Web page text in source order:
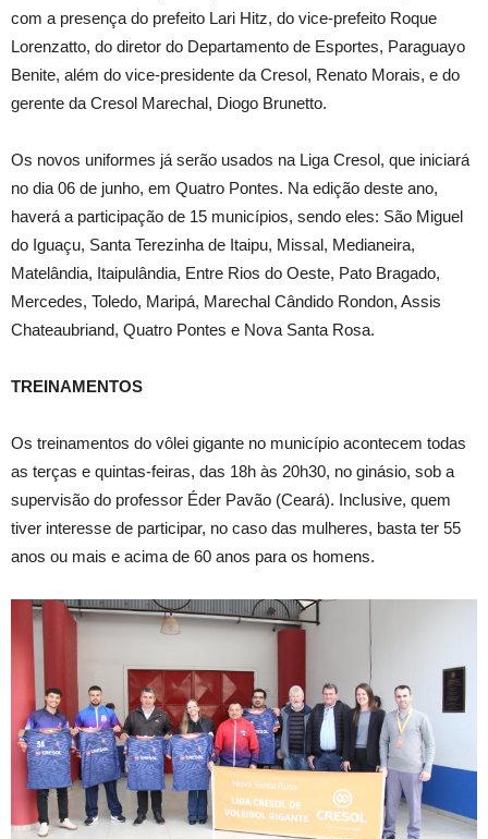
com a presença do prefeito Lari Hitz, do vice-prefeito Roque
Lorenzatto, do diretor do Departamento de Esportes, Paraguayo
Benite, além do vice-presidente da Cresol, Renato Morais, e do
gerente da Cresol Marechal, Diogo Brunetto.
Os novos uniformes já serão usados na Liga Cresol, que iniciará
no dia 06 de junho, em Quatro Pontes. Na edição deste ano,
haverá a participação de 15 municípios, sendo eles: São Miguel
do Iguaçu, Santa Terezinha de Itaipu, Missal, Medianeira,
Matelândia, Itaipulândia, Entre Rios do Oeste, Pato Bragado,
Mercedes, Toledo, Maripá, Marechal Cândido Rondon, Assis
Chateaubriand, Quatro Pontes e Nova Santa Rosa.
TREINAMENTOS
Os treinamentos do vôlei gigante no município acontecem todas
as terças e quintas-feiras, das 18h às 20h30, no ginásio, sob a
supervisão do professor Éder Pavão (Ceará). Inclusive, quem
tiver interesse de participar, no caso das mulheres, basta ter 55
anos ou mais e acima de 60 anos para os homens.